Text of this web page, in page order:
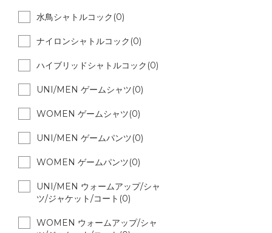
水鳥シャトルコック(0)
ナイロンシャトルコック(0)
ハイブリッドシャトルコック(0)
UNI/MEN ゲームシャツ(0)
WOMEN ゲームシャツ(0)
UNI/MEN ゲームパンツ(0)
WOMEN ゲームパンツ(0)
UNI/MEN ウォームアップ/シャ
ツ/ジャケット/コート(0)
WOMEN ウォームアップ/シャ